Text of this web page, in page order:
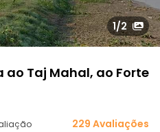
1/2
Taj Mahal, ao Forte
229 Avaliações